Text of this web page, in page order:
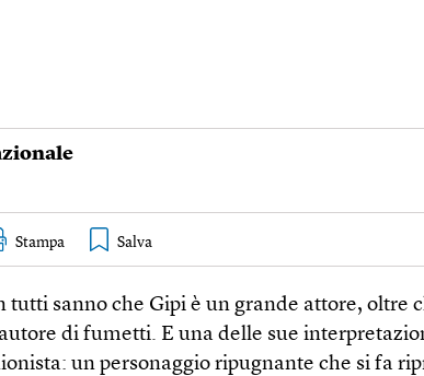
Stampa
tutti sanno che Gipi è un grande attore, oltre
di fumetti. E una delle sue
un personaggio ripugnante che si fa